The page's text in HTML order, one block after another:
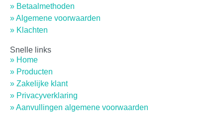
» Betaalmethoden
» Algemene voorwaarden
» Klachten
Snelle links
» Home
» Producten
» Zakelijke klant
» Privacyverklaring
» Aanvullingen algemene voorwaarden